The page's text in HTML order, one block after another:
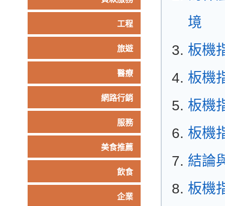
工程
旅遊
醫療
網路行銷
服務
美食推薦
飲食
企業
境
板機
板機
板機
板機
結論
板機